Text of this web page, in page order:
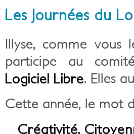
Les Journées du
Illyse, comme vous
participe au
Logiciel Libre. Elles
Cette année, le mot
Créativité,